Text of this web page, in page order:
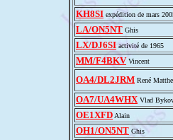
KH8SI expédition de mars
LA/ON5NT Ghis
LX/DJ6SI activité de 1965
MM/F4BKV Vincent
OA4/DL2JRM René
OA7/UA4WHX Vlad
OE1XFD Alain
OH1/ON5NT Ghis